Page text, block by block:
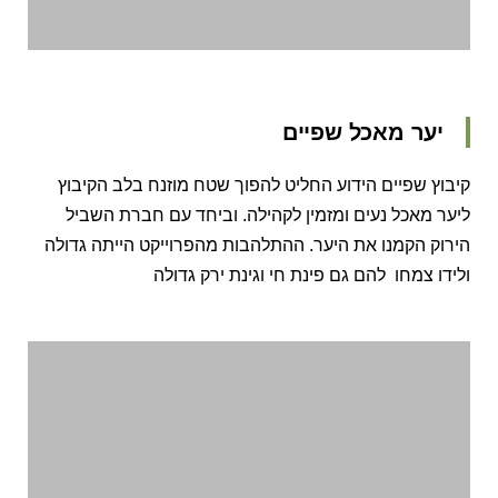
יער מאכל שפיים
קיבוץ שפיים הידוע החליט להפוך שטח מוזנח בלב הקיבוץ
ליער מאכל נעים ומזמין לקהילה. וביחד עם חברת השביל
הירוק הקמנו את היער. ההתלהבות מהפרוייקט הייתה גדולה
ולידו צמחו להם גם פינת חי וגינת ירק גדולה